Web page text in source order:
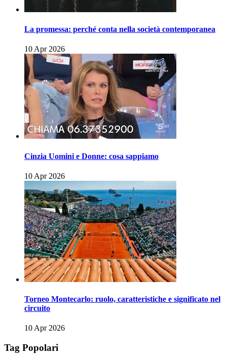
La promessa: perché conta nella società contemporanea
10 Apr 2026
Cinzia Uomini e Donne: cosa sappiamo
10 Apr 2026
Torneo Montecarlo: ruolo, caratteristiche e significato nel
circuito
10 Apr 2026
Tag Popolari